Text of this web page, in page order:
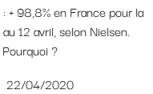
+ 98,8% en France pour la
12 avril, selon Nielsen.
Pourquoi ?
22/04/2020